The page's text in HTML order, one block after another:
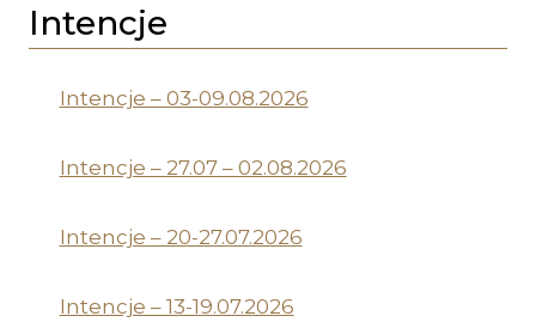
Intencje
Intencje – 03-09.08.2026
Intencje – 27.07 – 02.08.2026
Intencje – 20-27.07.2026
Intencje – 13-19.07.2026